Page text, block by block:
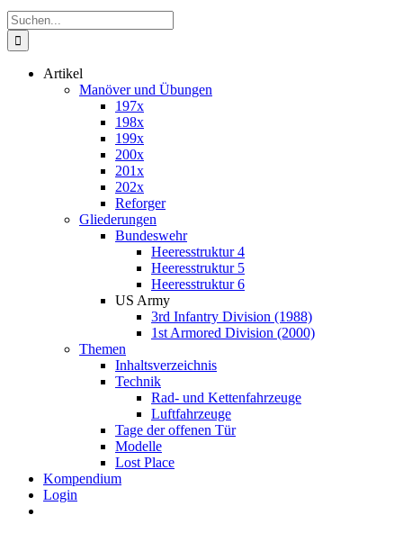
Suche
nach:
Artikel
Manöver und Übungen
197x
198x
199x
200x
201x
202x
Reforger
Gliederungen
Bundeswehr
Heeresstruktur 4
Heeresstruktur 5
Heeresstruktur 6
US Army
3rd Infantry Division (1988)
1st Armored Division (2000)
Themen
Inhaltsverzeichnis
Technik
Rad- und Kettenfahrzeuge
Luftfahrzeuge
Tage der offenen Tür
Modelle
Lost Place
Kompendium
Login